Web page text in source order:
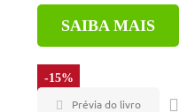
SAIBA MAIS
-15%